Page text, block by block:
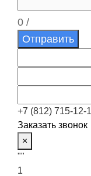
0 /
Отправить
+7 (812) 715-12-
Заказать звонок
×
""
1